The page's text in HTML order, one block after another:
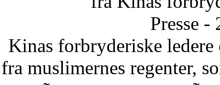
Presse -
Kinas forbryderiske ledere
fra muslimernes regenter,